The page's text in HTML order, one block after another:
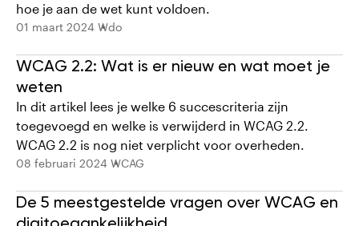
hoe je aan de wet kunt voldoen.
01 maart 2024 Wdo
WCAG 2.2: Wat is er nieuw en wat moet je
weten
In dit artikel lees je welke 6 succescriteria zijn
toegevoegd en welke is verwijderd in WCAG 2.2.
WCAG 2.2 is nog niet verplicht voor overheden.
08 februari 2024 WCAG
De 5 meestgestelde vragen over WCAG en